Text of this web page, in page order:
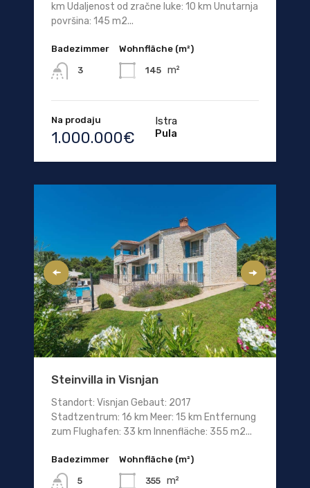
km Udaljenost od zračne luke: 10 km Unutarnja
površina: 145 m2...
Badezimmer
3
Wohnfläche (m²)
145 m²
Na prodaju
1.000.000€
Istra
Pula
Steinvilla in Visnjan
Standort: Visnjan Gebaut: 2017
Stadtzentrum: 16 km Meer: 15 km Entfernung
zum Flughafen: 33 km Innenfläche: 355 m2...
Badezimmer
5
Wohnfläche (m²)
355 m²